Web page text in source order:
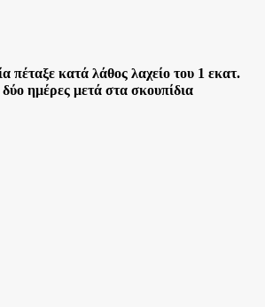
πέταξε κατά λάθος λαχείο του 1 εκατ.
ημέρες μετά στα σκουπίδια